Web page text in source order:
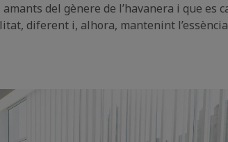
del gènere de l’havanera i que
diferent i, alhora, mantenint